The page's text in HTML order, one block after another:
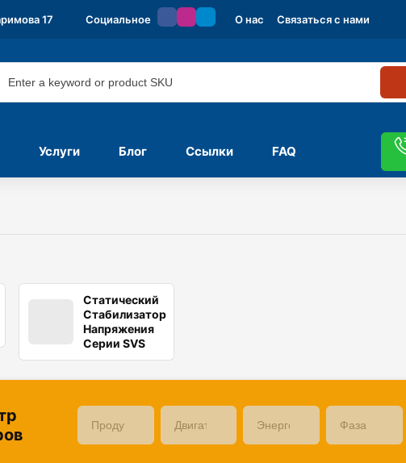
17 Социальное О нас Связаться с нами
Услуги Блог Ссылки FAQ
Статический
Стабилизатор
Напряжения
Серии SVS